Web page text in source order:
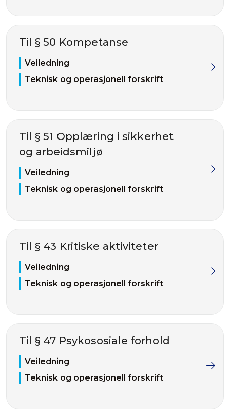
Til § 50 Kompetanse
Veiledning
Teknisk og operasjonell forskrift
Til § 51 Opplæring i sikkerhet
og arbeidsmiljø
Veiledning
Teknisk og operasjonell forskrift
Til § 43 Kritiske aktiviteter
Veiledning
Teknisk og operasjonell forskrift
Til § 47 Psykososiale forhold
Veiledning
Teknisk og operasjonell forskrift